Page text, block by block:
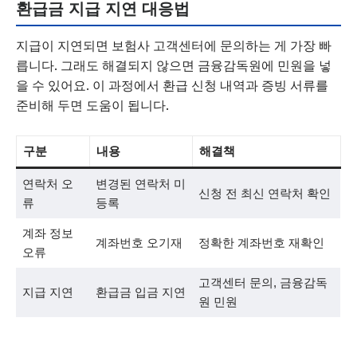
환급금 지급 지연 대응법
지급이 지연되면 보험사 고객센터에 문의하는 게 가장 빠
릅니다. 그래도 해결되지 않으면 금융감독원에 민원을 넣
을 수 있어요. 이 과정에서 환급 신청 내역과 증빙 서류를
준비해 두면 도움이 됩니다.
구분 내용 해결책
연락처 오
류
변경된 연락처 미
등록
신청 전 최신 연락처 확인
계좌 정보
오류
계좌번호 오기재 정확한 계좌번호 재확인
지급 지연 환급금 입금 지연
고객센터 문의, 금융감독
원 민원